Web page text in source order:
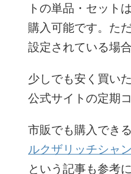
トの単品・セット
購入可能です。た
設定されている場
少しでも安く買い
公式サイトの定期
市販でも購入でき
ルクザリッチシャ
という記事も参考